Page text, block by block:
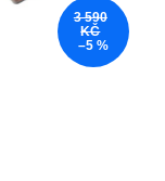
3 590
KČ
–5 %